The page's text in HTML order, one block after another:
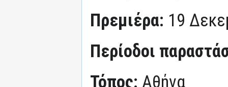
Πρεμιέρα: 19
Περίοδοι
Τόπος: Αθήνα